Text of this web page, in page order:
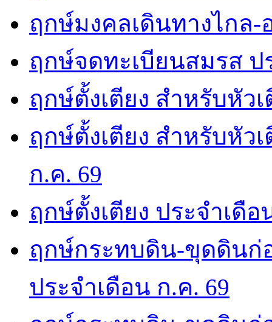
ฤกษ์มงคลเดินทางไกล-
ฤกษ์จดทะเบียนสมรส ป
ฤกษ์ตั้งเตียง สำหรับหัว
ฤกษ์ตั้งเตียง สำหรับหัว
ก.ค. 69
ฤกษ์ตั้งเตียง ประจำเดือ
ฤกษ์กระทบดิน-ขุดดินก่
ประจำเดือน ก.ค. 69